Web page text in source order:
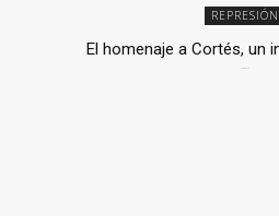
REPRESIÓN
El homenaje a Cortés, un